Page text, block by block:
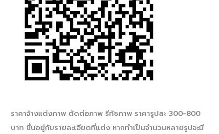
ราคาจ้างแต่งภาพ ตัดต่อภาพ รีทัชภาพ ราคารูปละ 300-800
บาท ขึ้นอยู่กับรายละเอียดที่แต่ง หากทำเป็นจำนวนหลายรูปจะมี